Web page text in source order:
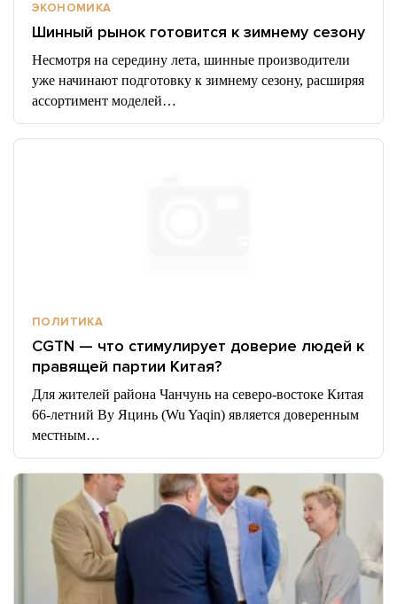
ЭКОНОМИКА
Шинный рынок готовится к зимнему сезону
Несмотря на середину лета, шинные производители
уже начинают подготовку к зимнему сезону, расширяя
ассортимент моделей…
ПОЛИТИКА
CGTN — что стимулирует доверие людей к
правящей партии Китая?
Для жителей района Чанчунь на северо-востоке Китая
66-летний Ву Яцинь (Wu Yaqin) является доверенным
местным…